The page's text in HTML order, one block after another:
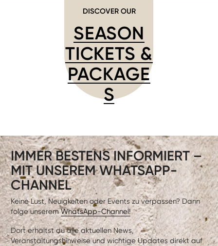
DISCOVER OUR
SEASON
TICKETS &
PACKAGE
S
IMMER BESTENS INFORMIERT –
MIT UNSEREM WHATSAPP-
CHANNEL
Keine Lust, Neuigkeiten oder Events zu verpassen? Dann
folge unseremWhatsApp-Channel!
Dort erhältst du alle aktuellen News,
Veranstaltungshinweise und wichtige Updates direkt auf